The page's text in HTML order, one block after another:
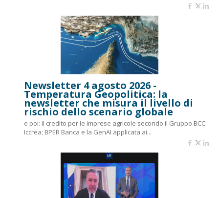
Newsletter 4 agosto 2026 -
Temperatura Geopolitica: la
newsletter che misura il livello di
rischio dello scenario globale
e poi: il credito per le imprese agricole secondo il Gruppo BCC
Iccrea; BPER Banca e la GenAI applicata ai...